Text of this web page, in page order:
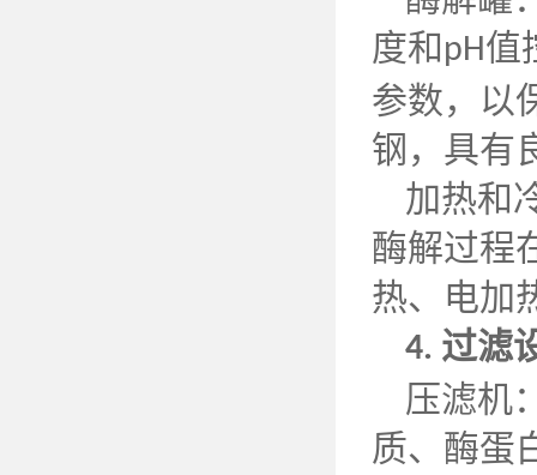
度和 pH值
参数，以
钢，具有
加热和
酶解过程
热、电加
4. 过滤
压滤机
质、酶蛋